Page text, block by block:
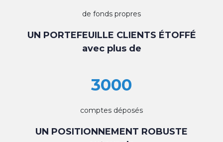
de fonds propres
UN PORTEFEUILLE CLIENTS ÉTOFFÉ
avec plus de
3000
comptes déposés
UN POSITIONNEMENT ROBUSTE